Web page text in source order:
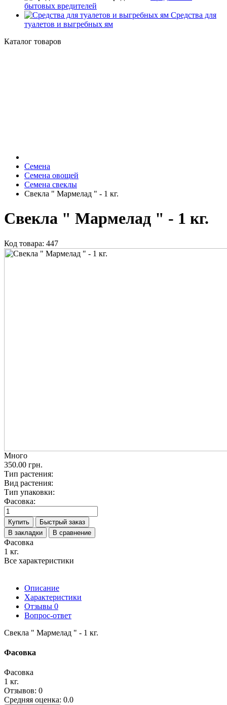
бытовых вредителей
Средства для
туалетов и выгребных ям
Каталог товаров
Семена
Семена овощей
Семена свеклы
Свекла " Мармелад " - 1 кг.
Свекла " Мармелад " - 1 кг.
Код товара: 447
Много
350.00 грн.
Тип растения:
Вид растения:
Тип упаковки:
Фасовка:
Купить
Быстрый заказ
В закладки
В сравнение
Фасовка
1 кг.
Все характеристики
Описание
Характеристики
Отзывы 0
Вопрос-ответ
Свекла " Мармелад " - 1 кг.
Фасовка
Фасовка
1 кг.
Отзывов: 0
Средняя оценка: 0.0